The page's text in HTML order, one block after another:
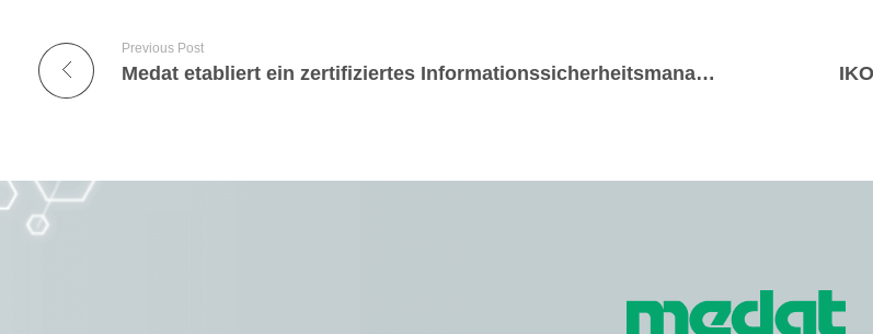
Previous Post
Medat etabliert ein zertifiziertes Informationssicherheitsmanagementsystem (ISMS) nach DIN EN ISO/IEC 27001:2022